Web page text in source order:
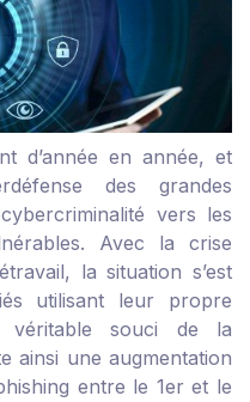
d’année en année, et
des grandes
vers les
Avec la crise
la situation s’est
utilisant leur propre
véritable souci de la
ainsi une augmentation
entre le 1er et le